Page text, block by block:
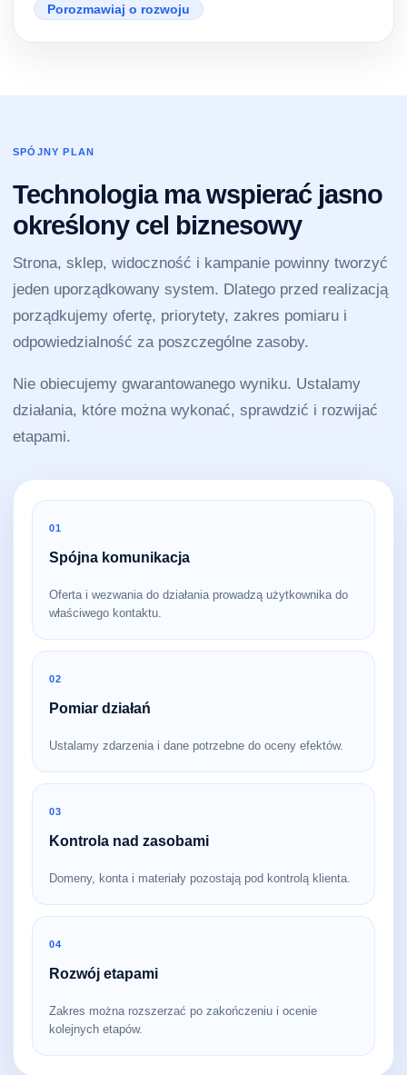
Porozmawiaj o rozwoju
SPÓJNY PLAN
Technologia ma wspierać jasno
określony cel biznesowy
Strona, sklep, widoczność i kampanie powinny tworzyć
jeden uporządkowany system. Dlatego przed realizacją
porządkujemy ofertę, priorytety, zakres pomiaru i
odpowiedzialność za poszczególne zasoby.
Nie obiecujemy gwarantowanego wyniku. Ustalamy
działania, które można wykonać, sprawdzić i rozwijać
etapami.
01
Spójna komunikacja
Oferta i wezwania do działania prowadzą użytkownika do
właściwego kontaktu.
02
Pomiar działań
Ustalamy zdarzenia i dane potrzebne do oceny efektów.
03
Kontrola nad zasobami
Domeny, konta i materiały pozostają pod kontrolą klienta.
04
Rozwój etapami
Zakres można rozszerzać po zakończeniu i ocenie
kolejnych etapów.